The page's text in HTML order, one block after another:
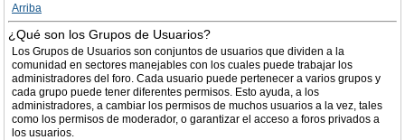
Arriba
¿Qué son los Grupos de Usuarios?
Los Grupos de Usuarios son conjuntos de usuarios que dividen a la
comunidad en sectores manejables con los cuales puede trabajar los
administradores del foro. Cada usuario puede pertenecer a varios grupos y
cada grupo puede tener diferentes permisos. Esto ayuda, a los
administradores, a cambiar los permisos de muchos usuarios a la vez, tales
como los permisos de moderador, o garantizar el acceso a foros privados a
los usuarios.